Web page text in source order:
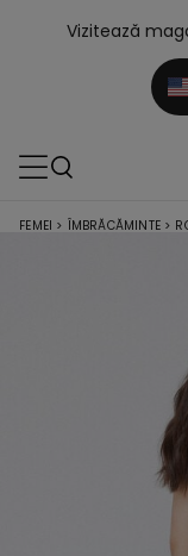
Vizitează
FEMEI > ÎMBRĂCĂMINTE >